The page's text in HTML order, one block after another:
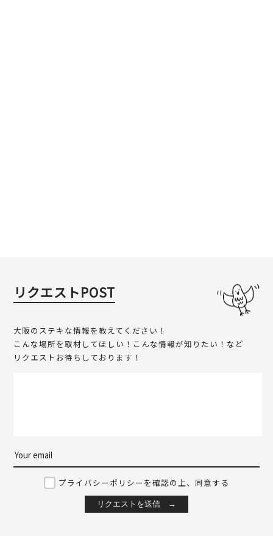
リクエストPOST
大阪のステキな情報を教えてください！
こんな場所を取材してほしい！こんな情報が知りたい！など
リクエストお待ちしております！
プライバシーポリシーを確認の上、同意する